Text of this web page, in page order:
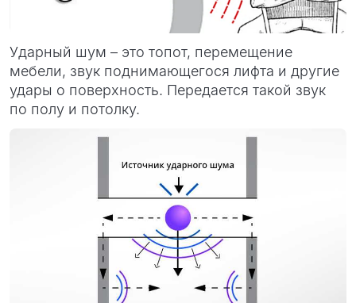
Ударный шум – это топот, перемещение
мебели, звук поднимающегося лифта и другие
удары о поверхность. Передается такой звук
по полу и потолку.